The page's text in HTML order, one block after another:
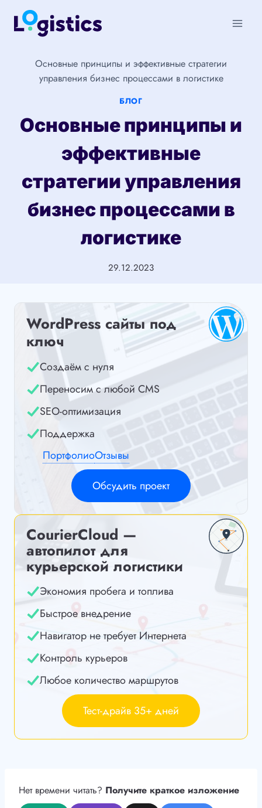
Перейти
Основные принципы и эффективные стратегии
управления бизнес процессами в логистике
БЛОГ
Основные принципы и
эффективные
стратегии управления
бизнес процессами в
логистике
29.12.2023
WordPress сайты под
ключ
Создаём с нуля
Переносим с любой CMS
SEO-оптимизация
Поддержка
ПортфолиоОтзывы
Обсудить проект
CourierCloud —
автопилот для
курьерской логистики
Экономия пробега и топлива
Быстрое внедрение
Навигатор не требует Интернета
Контроль курьеров
Любое количество маршрутов
Тест-драйв 35+ дней
Нет времени читать? Получите краткое изложение